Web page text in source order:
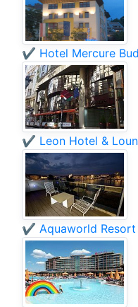
✔️ Hotel Mercure
✔️ Leon Hotel &
✔️ Aquaworld